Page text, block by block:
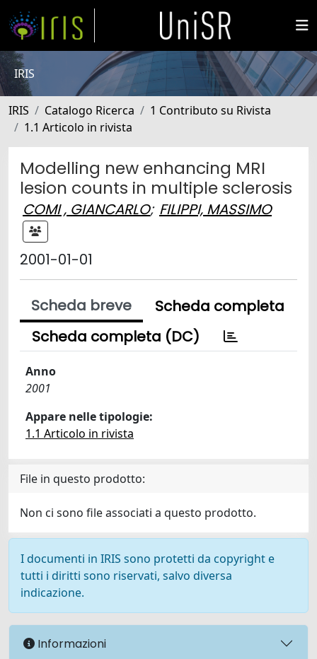
IRIS
IRIS Catalogo Ricerca
1 Contributo su Rivista
1.1 Articolo in rivista
Modelling new enhancing MRI
lesion counts in multiple sclerosis
COMI , GIANCARLO; FILIPPI, MASSIMO
2001-01-01
Scheda breve
Scheda completa
Scheda completa (DC)
Anno
2001
Appare nelle tipologie:
1.1 Articolo in rivista
File in questo prodotto:
Non ci sono file associati a questo prodotto.
I documenti in IRIS sono protetti da copyright e
tutti i diritti sono riservati, salvo diversa
indicazione.
Informazioni